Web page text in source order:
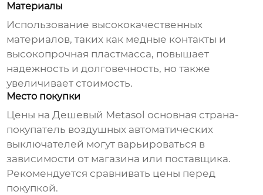
Материалы
Использование высококачественных
материалов, таких как медные контакты и
высокопрочная пластмасса, повышает
надежность и долговечность, но также
увеличивает стоимость.
Место покупки
Цены наДешевый Metasol основная страна-
покупатель воздушных автоматических
выключателей могут варьироваться в
зависимости от магазина или поставщика.
Рекомендуется сравнивать цены перед
покупкой.